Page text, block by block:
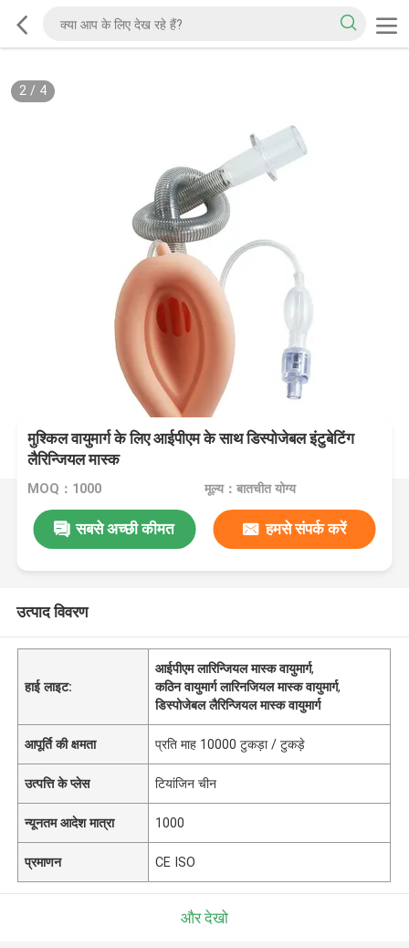
2/ 4
मुश्किल वायुमार्ग के लिए आईपीएम के साथ डिस्पोजेबल इंटुबेटिंग
लैरिन्जियल मास्क
MOQ：1000 मूल्य：बातचीत योग्य
सबसे अच्छी कीमत हमसे संपर्क करें
उत्पाद विवरण
हाई लाइट:
आईपीएम लारिन्जियल मास्क वायुमार्ग,
कठिन वायुमार्ग लारिनजियल मास्क वायुमार्ग,
डिस्पोजेबल लैरिन्जियल मास्क वायुमार्ग
आपूर्ति की क्षमता प्रति माह 10000 टुकड़ा / टुकड़े
उत्पत्ति के प्लेस टियांजिन चीन
न्यूनतम आदेश मात्रा 1000
प्रमाणन CE ISO
और देखो